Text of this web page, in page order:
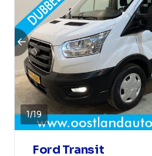
1/19
Ford Transit